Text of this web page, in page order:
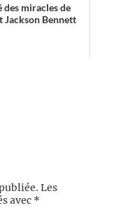
des miracles de
Jackson Bennett
Les
avec *